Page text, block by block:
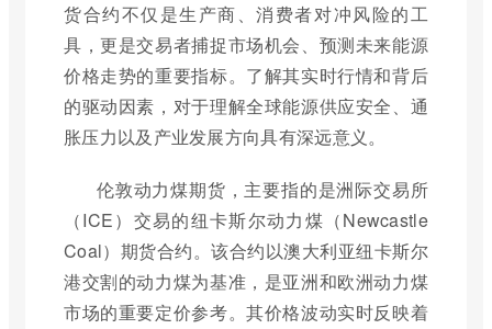
货合约不仅是生产商、消费者对冲风险的工
具，更是交易者捕捉市场机会、预测未来能源
价格走势的重要指标。了解其实时行情和背后
的驱动因素，对于理解全球能源供应安全、通
胀压力以及产业发展方向具有深远意义。
伦敦动力煤期货，主要指的是洲际交易所
（ICE）交易的纽卡斯尔动力煤（Newcastle
Coal）期货合约。该合约以澳大利亚纽卡斯尔
港交割的动力煤为基准，是亚洲和欧洲动力煤
市场的重要定价参考。其价格波动实时反映着